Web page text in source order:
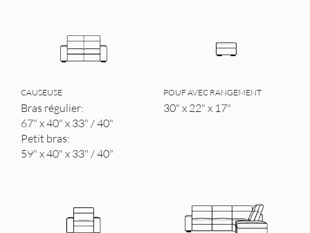
CAUSEUSE
Bras régulier:
67" x 40" x 33" / 40"
Petit bras:
59" x 40" x 33" / 40"
POUF AVEC RANGEMENT
30" x 22" x 17"